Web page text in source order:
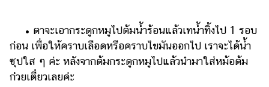
• ตาจะเอากระดูกหมูไปต้มน้ำร้อนแล้วเทน้ำทิ้งไป 1 รอบ
ก่อน เพื่อให้คราบเลือดหรือคราบไขมันออกไป เราจะได้น้ำ
ซุปใส ๆ ค่ะ หลังจากต้มกระดูกหมูไปแล้วนำมาใส่หม้อต้ม
ก๋วยเตี๋ยวเลยค่ะ